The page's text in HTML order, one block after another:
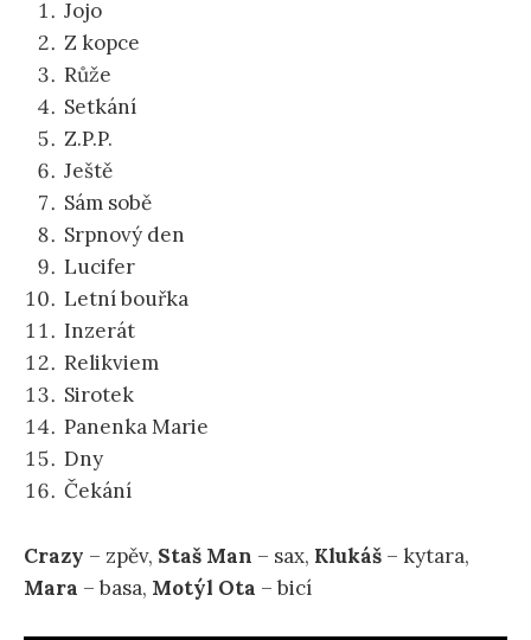
Jojo
Z kopce
Růže
Setkání
Z.P.P.
Ještě
Sám sobě
Srpnový den
Lucifer
Letní bouřka
Inzerát
Relikviem
Sirotek
Panenka Marie
Dny
Čekání
Crazy – zpěv, Staš Man – sax, Klukáš – kytara,
Mara – basa, Motýl Ota – bicí